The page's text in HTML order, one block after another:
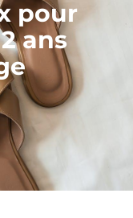
pour
ans